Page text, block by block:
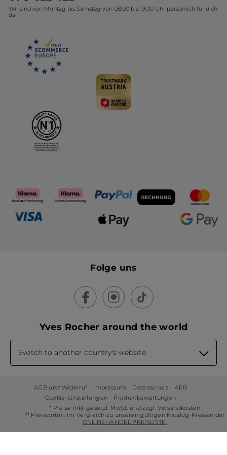
Kollektion Monoi Yves Rocher
Affiliate Programm
Wir sind von Montag bis Samstag von 08.00 bis 19.00 Uhr persönlich für dich
da!
Folge uns
Yves Rocher around the world
Switch to another country's website
AGB und Widerruf Impressum Datenschutz
AEB
Cookie-Einstellungen
Produktbewertungen
* Preise inkl. gesetzl. MwSt. und zzgl. Versandkosten
(1) Preisvorteil: Im Vergleich zu unseren gültigen Katalog-Preisen der
ONLINEHANDEL PREISLISTE.